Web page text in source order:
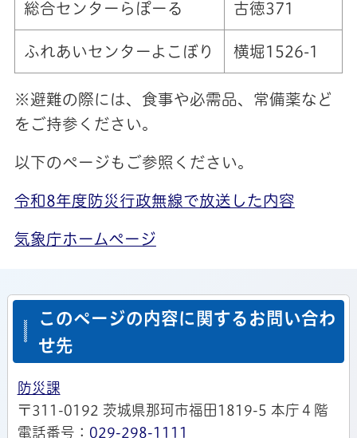
総合センターらぽーる 古徳371
ふれあいセンターよこぼり 横堀1526-1
※避難の際には、食事や必需品、常備薬など
をご持参ください。
以下のページもご参照ください。
令和8年度防災行政無線で放送した内容
気象庁ホームページ
このページの内容に関するお問い合わ
せ先
防災課
〒311-0192 茨城県那珂市福田1819-5 本庁４階
電話番号： 029-298-1111